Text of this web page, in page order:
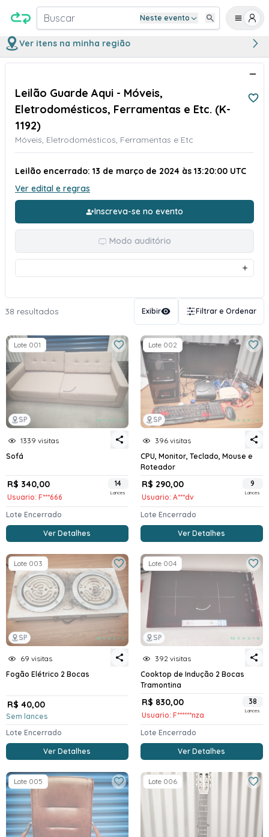
Buscar Neste evento
Ver itens na minha região
Leilão Guarde Aqui - Móveis,
Eletrodomésticos, Ferramentas e Etc. (K-
1192)
Móveis, Eletrodomésticos, Ferramentas e Etc
Leilão encerrado: 13 de março de 2024 às 13:20:00 UTC
Ver edital e regras
Inscreva-se no evento
Modo auditório
38 resultados Exibir Filtrar e Ordenar
SP
Lote 001
1339 visitas
Sofá
R$ 340,00
Usuario: F***666
14
Lances
Lote Encerrado
Ver Detalhes
SP
Lote 002
396 visitas
CPU, Monitor, Teclado, Mouse e
Roteador
R$ 290,00
Usuario: A***dv
9
Lances
Lote Encerrado
Ver Detalhes
SP
Lote 003
69 visitas
Fogão Elétrico 2 Bocas
R$ 40,00
Sem lances
Lote Encerrado
Ver Detalhes
SP
Lote 004
392 visitas
Cooktop de Indução 2 Bocas
Tramontina
R$ 830,00
Usuario: F******nza
38
Lances
Lote Encerrado
Ver Detalhes
Lote 005 Lote 006